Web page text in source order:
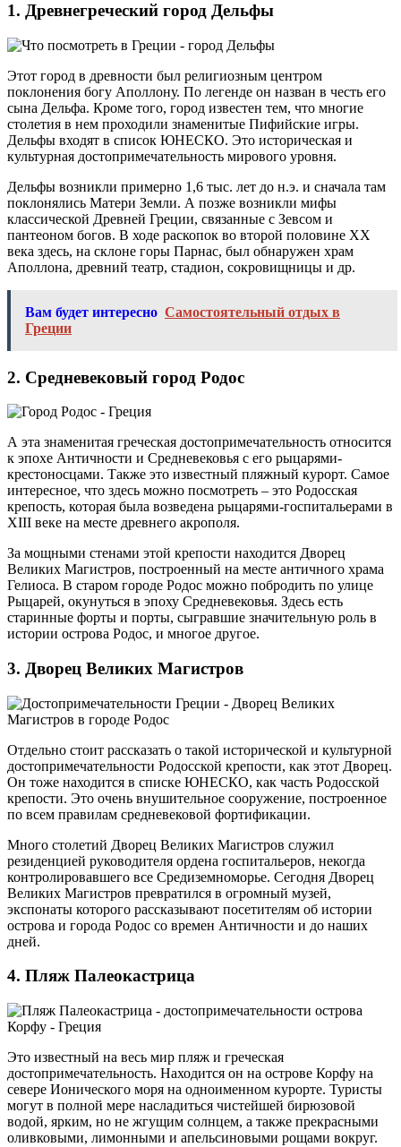
1. Древнегреческий город Дельфы
Этот город в древности был религиозным центром
поклонения богу Аполлону. По легенде он назван в честь его
сына Дельфа. Кроме того, город известен тем, что многие
столетия в нем проходили знаменитые Пифийские игры.
Дельфы входят в список ЮНЕСКО. Это историческая и
культурная достопримечательность мирового уровня.
Дельфы возникли примерно 1,6 тыс. лет до н.э. и сначала там
поклонялись Матери Земли. А позже возникли мифы
классической Древней Греции, связанные с Зевсом и
пантеоном богов. В ходе раскопок во второй половине XX
века здесь, на склоне горы Парнас, был обнаружен храм
Аполлона, древний театр, стадион, сокровищницы и др.
Вам будет интересно Самостоятельный отдых в
Греции
2. Средневековый город Родос
А эта знаменитая греческая достопримечательность относится
к эпохе Античности и Средневековья с его рыцарями-
крестоносцами. Также это известный пляжный курорт. Самое
интересное, что здесь можно посмотреть – это Родосская
крепость, которая была возведена рыцарями-госпитальерами в
XIII веке на месте древнего акрополя.
За мощными стенами этой крепости находится Дворец
Великих Магистров, построенный на месте античного храма
Гелиоса. В старом городе Родос можно побродить по улице
Рыцарей, окунуться в эпоху Средневековья. Здесь есть
старинные форты и порты, сыгравшие значительную роль в
истории острова Родос, и многое другое.
3. Дворец Великих Магистров
Отдельно стоит рассказать о такой исторической и культурной
достопримечательности Родосской крепости, как этот Дворец.
Он тоже находится в списке ЮНЕСКО, как часть Родосской
крепости. Это очень внушительное сооружение, построенное
по всем правилам средневековой фортификации.
Много столетий Дворец Великих Магистров служил
резиденцией руководителя ордена госпитальеров, некогда
контролировавшего все Средиземноморье. Сегодня Дворец
Великих Магистров превратился в огромный музей,
экспонаты которого рассказывают посетителям об истории
острова и города Родос со времен Античности и до наших
дней.
4. Пляж Палеокастрица
Это известный на весь мир пляж и греческая
достопримечательность. Находится он на острове Корфу на
севере Ионического моря на одноименном курорте. Туристы
могут в полной мере насладиться чистейшей бирюзовой
водой, ярким, но не жгущим солнцем, а также прекрасными
оливковыми, лимонными и апельсиновыми рощами вокруг.